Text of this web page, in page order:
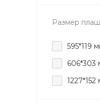
Размер
595*119
606*303
1227*152